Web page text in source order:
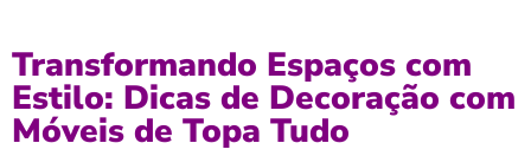
Transformando Espaços com
Estilo: Dicas de Decoração com
Móveis de Topa Tudo